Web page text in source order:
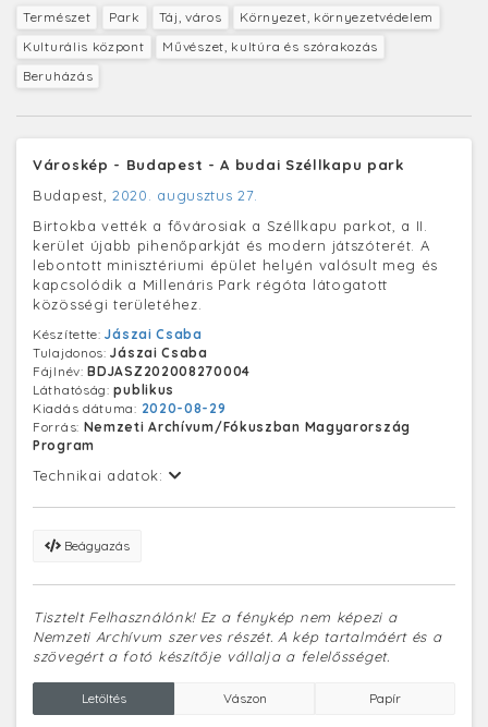
Természet Park Táj, város
Környezet, környezetvédelem
Kulturális központ
Művészet, kultúra és szórakozás
Beruházás
Városkép - Budapest - A budai Széllkapu park
Budapest, 2020. augusztus 27.
Birtokba vették a fővárosiak a Széllkapu parkot, a II.
kerület újabb pihenőparkját és modern játszóterét. A
lebontott minisztériumi épület helyén valósult meg és
kapcsolódik a Millenáris Park régóta látogatott
közösségi területéhez.
Készítette:Jászai Csaba
Tulajdonos:Jászai Csaba
Fájlnév:BDJASZ202008270004
Láthatóság:publikus
Kiadás dátuma: 2020-08-29
Forrás: Nemzeti Archívum/Fókuszban Magyarország
Program
Technikai adatok:
Beágyazás
Tisztelt Felhasználónk! Ez a fénykép nem képezi a
Nemzeti Archívum szerves részét. A kép tartalmáért és a
szövegért a fotó készítője vállalja a felelősséget.
Letöltés Vászon Papír